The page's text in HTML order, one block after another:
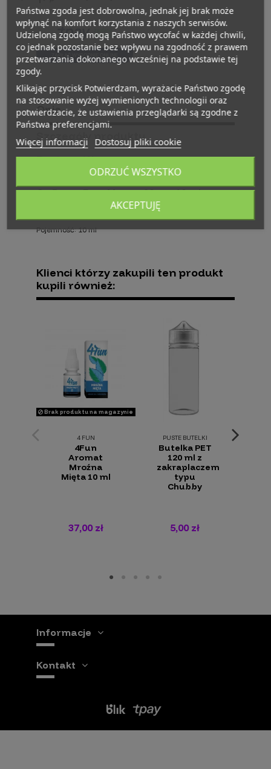
Opis
Szczegóły produktu
Reviews(0)
Go Bears Frux Mango 20 mg 10 ml
Pojemność: 10 ml
Klienci którzy zakupili ten produkt
kupili również:
Brak produktu na magazynie
4 FUN
4Fun
Aromat
Mroźna
Mięta 10 ml
37,00 zł
PUSTE BUTELKI
Butelka PET
120 ml z
zakraplaczem
typu
Chubby
5,00 zł
Informacje
Kontakt
Państwa zgoda jest dobrowolna, jednak jej brak może
wpłynąć na komfort korzystania z naszych serwisów.
Udzieloną zgodę mogą Państwo wycofać w każdej chwili,
co jednak pozostanie bez wpływu na zgodność z prawem
przetwarzania dokonanego wcześniej na podstawie tej
zgody.
Klikając przycisk Potwierdzam, wyrażacie Państwo zgodę
na stosowanie wyżej wymienionych technologii oraz
potwierdzacie, że ustawienia przeglądarki są zgodne z
Państwa preferencjami.
Więcej informacji Dostosuj pliki cookie
ODRZUĆ WSZYSTKO
AKCEPTUJĘ